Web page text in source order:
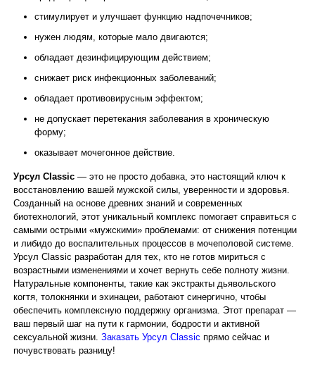
стимулирует и улучшает функцию надпочечников;
нужен людям, которые мало двигаются;
обладает дезинфицирующим действием;
снижает риск инфекционных заболеваний;
обладает противовирусным эффектом;
не допускает перетекания заболевания в хроническую
форму;
оказывает мочегонное действие.
Урсул Classic — это не просто добавка, это настоящий ключ к
восстановлению вашей мужской силы, уверенности и здоровья.
Созданный на основе древних знаний и современных
биотехнологий, этот уникальный комплекс помогает справиться с
самыми острыми «мужскими» проблемами: от снижения потенции
и либидо до воспалительных процессов в мочеполовой системе.
Урсул Classic разработан для тех, кто не готов мириться с
возрастными изменениями и хочет вернуть себе полноту жизни.
Натуральные компоненты, такие как экстракты дьявольского
когтя, толокнянки и эхинацеи, работают синергично, чтобы
обеспечить комплексную поддержку организма. Этот препарат —
ваш первый шаг на пути к гармонии, бодрости и активной
сексуальной жизни.Заказать Урсул Classic прямо сейчас и
почувствовать разницу!